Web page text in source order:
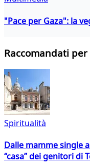
"Pace per Gaza": la
Raccomandati
Spiritualità
Dalle mamme single
“casa” dei genitori di